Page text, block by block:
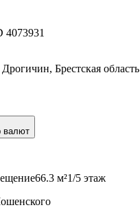
4073931
Дрогичин, Брестская область
валют
66.3 м²1/5 этаж